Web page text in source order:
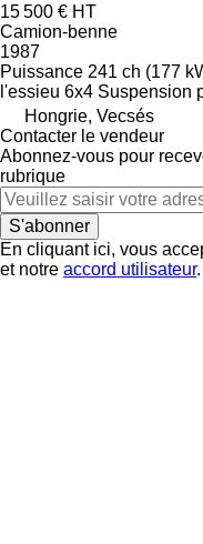
15 500 € HT
Camion-benne
1987
Puissance 241 ch (177
l'essieu 6x4 Suspension
Hongrie, Vecsés
Contacter le vendeur
Abonnez-vous pour
rubrique
S'abonner
En cliquant ici, vous
et notre accord utilisateur.